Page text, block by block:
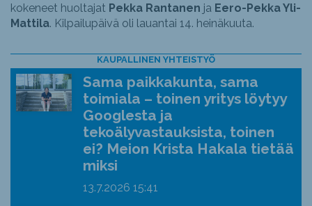
kokeneet huoltajat Pekka Rantanen ja Eero-Pekka Yli-
Mattila. Kilpailupäivä oli lauantai 14. heinäkuuta.
KAUPALLINEN YHTEISTYÖ
Sama paikkakunta, sama
toimiala – toinen yritys löytyy
Googlesta ja
tekoälyvastauksista, toinen
ei? Meion Krista Hakala tietää
miksi
13.7.2026 15:41